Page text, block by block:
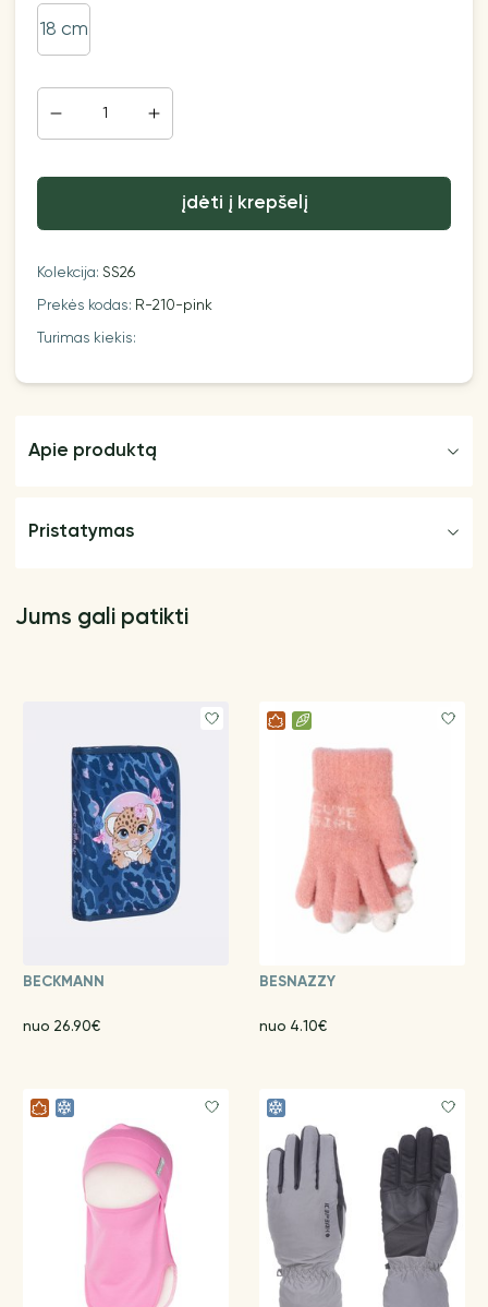
18 cm
įdėti į krepšelį
Kolekcija:SS26
Prekės kodas: R-210-pink
Turimas kiekis:
Apie produktą
Pristatymas
Jums gali patikti
BECKMANN
nuo 26.90€
BESNAZZY
nuo 4.10€